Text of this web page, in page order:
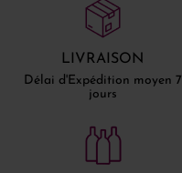
LIVRAISON
Délai d'Expédition moyen 7
jours